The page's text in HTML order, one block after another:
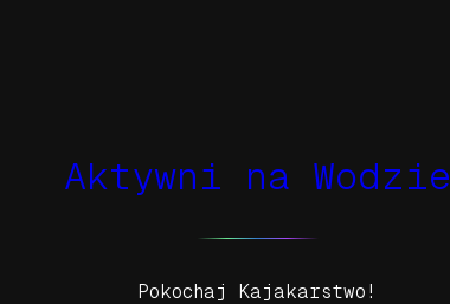
Aktywni na Wodzie
Pokochaj Kajakarstwo!